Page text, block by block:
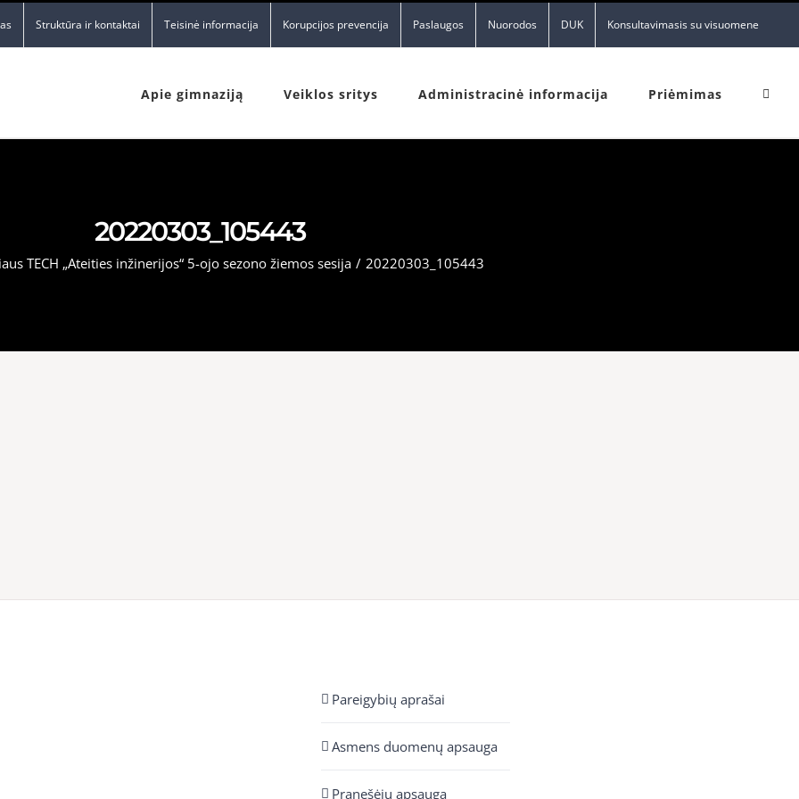
Struktūra ir kontaktai Teisinė informacija Korupcijos prevencija Paslaugos Nuorodos DUK Konsultavimasis su visuomene
Apie gimnaziją Veiklos sritys Administracinė informacija Priėmimas
20220303_105443
TECH „Ateities inžinerijos“ 5-ojo sezono žiemos sesija / 20220303_105443
Pareigybių aprašai
Asmens duomenų apsauga
Pranešėjų apsauga